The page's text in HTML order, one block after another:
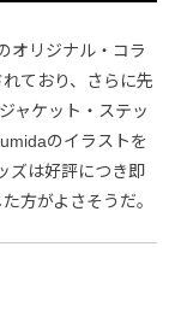
オリジナル・コラ
ており、さらに先
ャケット・ステッ
のイラストを
ズは好評につき即
方がよさそうだ。